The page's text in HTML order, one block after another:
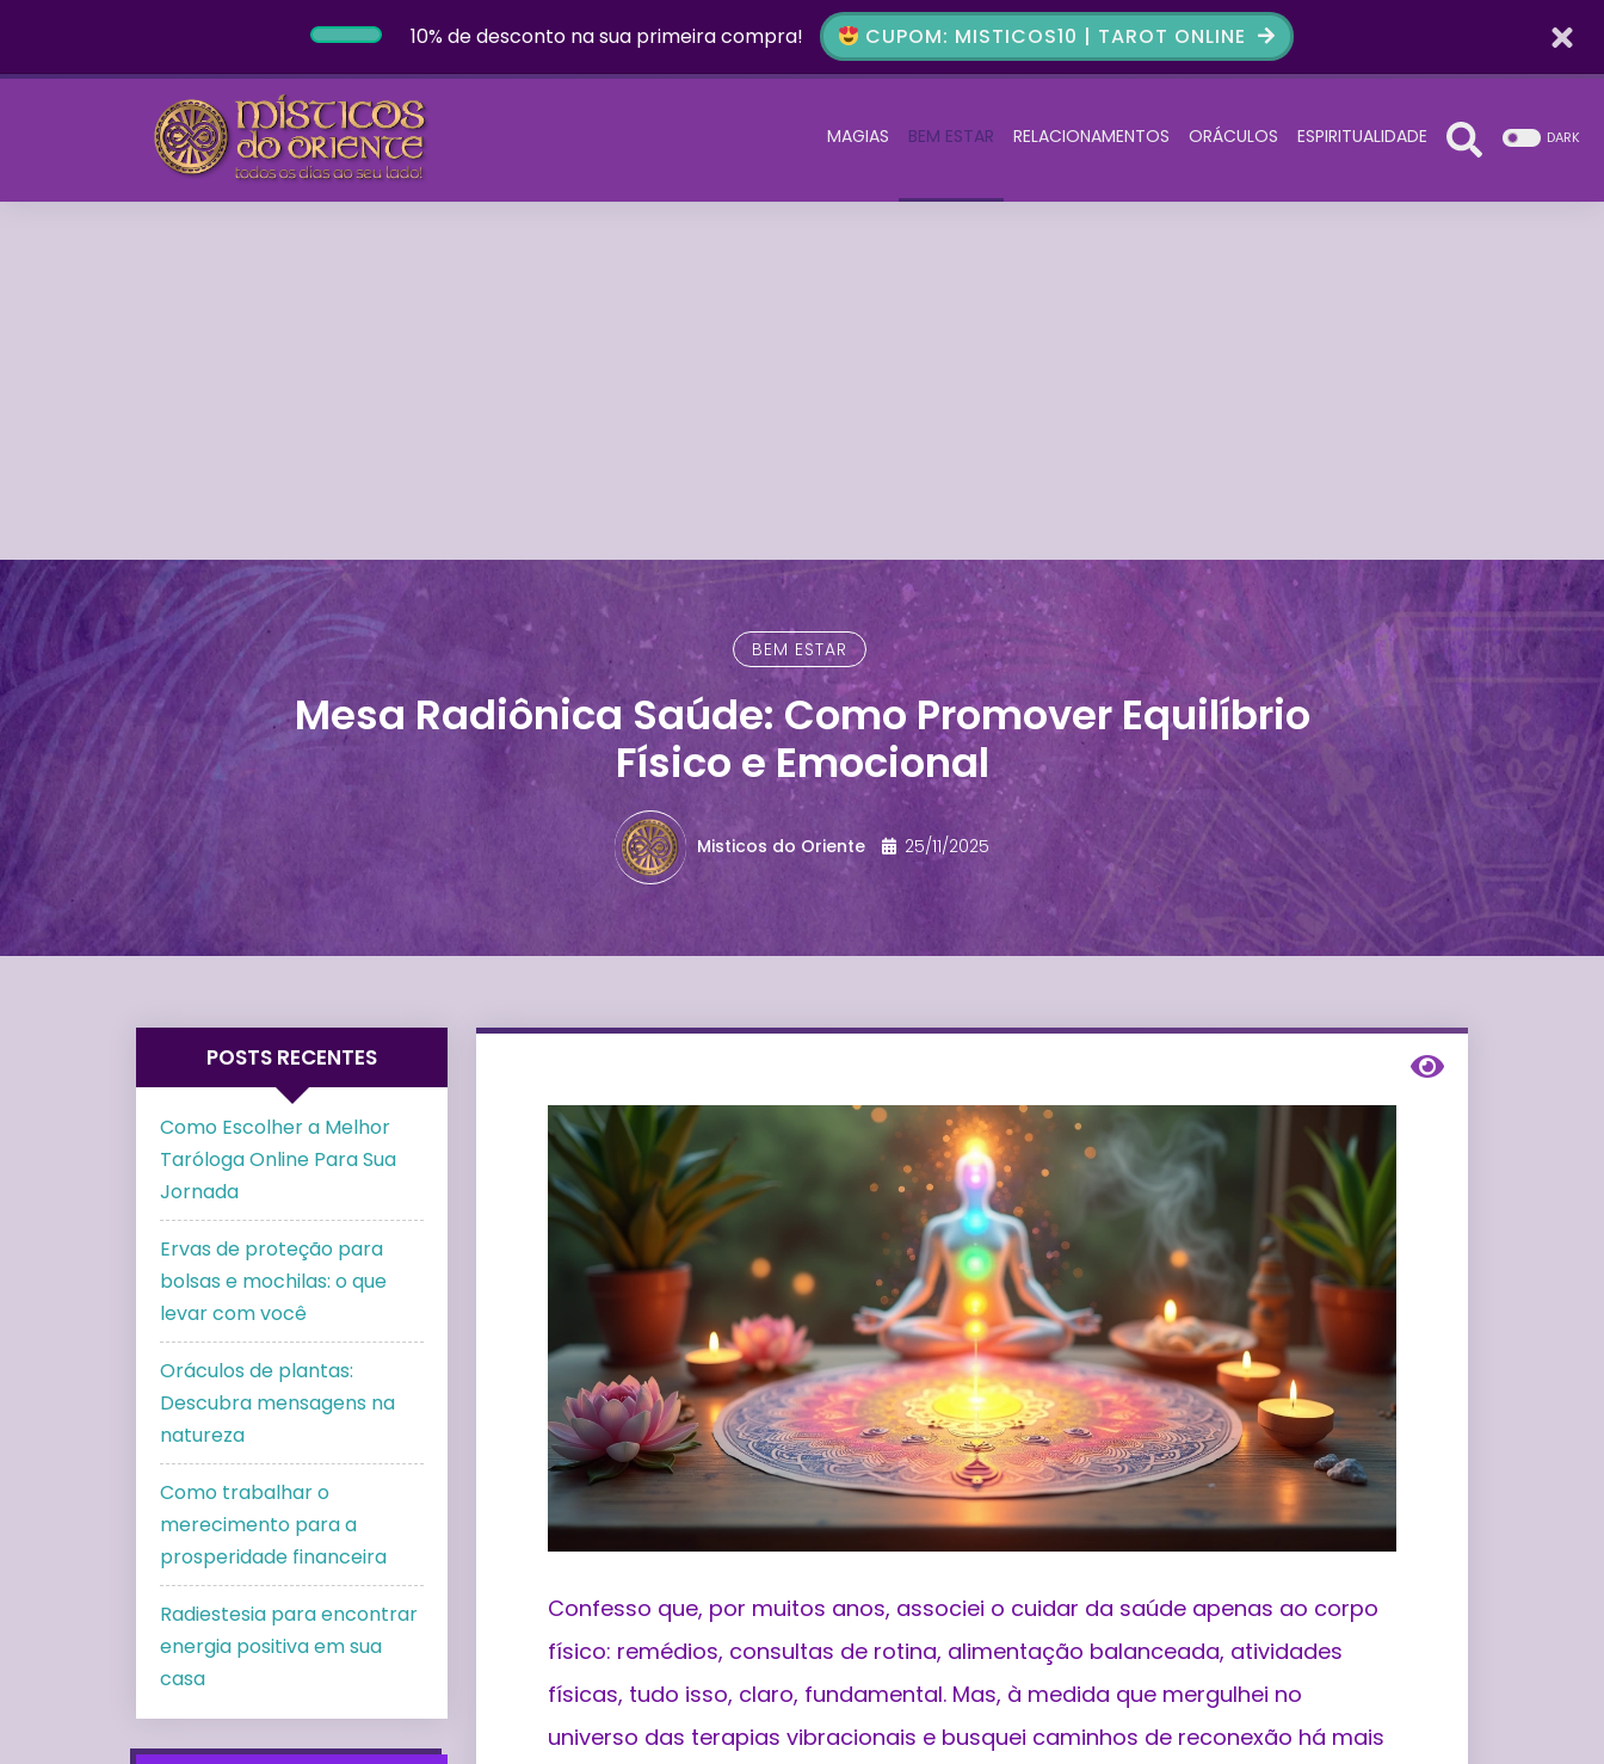
10% de desconto na sua primeira compra! CUPOM: MISTICOS10 | TAROT ONLINE
MAGIAS BEM ESTAR RELACIONAMENTOS ORÁCULOS ESPIRITUALIDADE DARK
BEM ESTAR
Mesa Radiônica Saúde: Como Promover Equilíbrio
Físico e Emocional
Misticos do Oriente 25/11/2025
Confesso que, por muitos anos, associei o cuidar da saúde apenas ao corpo
físico: remédios, consultas de rotina, alimentação balanceada, atividades
físicas, tudo isso, claro, fundamental. Mas, à medida que mergulhei no
universo das terapias vibracionais e busquei caminhos de reconexão há mais
POSTS RECENTES
Como Escolher a Melhor
Taróloga Online Para Sua
Jornada
Ervas de proteção para
bolsas e mochilas: o que
levar com você
Oráculos de plantas:
Descubra mensagens na
natureza
Como trabalhar o
merecimento para a
prosperidade financeira
Radiestesia para encontrar
energia positiva em sua
casa